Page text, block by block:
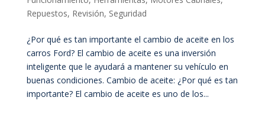
Repuestos, Revisión, Seguridad
¿Por qué es tan importante el cambio de aceite en los
carros Ford? El cambio de aceite es una inversión
inteligente que le ayudará a mantener su vehículo en
buenas condiciones. Cambio de aceite: ¿Por qué es tan
importante? El cambio de aceite es uno de los...